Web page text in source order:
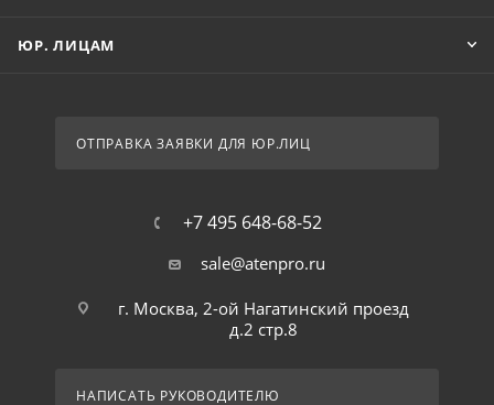
ЮР. ЛИЦАМ
ОТПРАВКА ЗАЯВКИ ДЛЯ ЮР.ЛИЦ
+7 495 648-68-52
sale@atenpro.ru
г. Москва, 2-ой Нагатинский проезд
д.2 стр.8
НАПИСАТЬ РУКОВОДИТЕЛЮ